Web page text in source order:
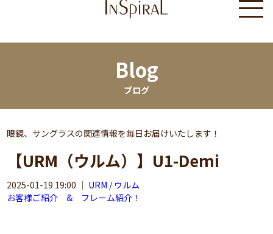
Blog
ブログ
眼鏡、サングラスの関連情報を毎日お届けいたします！
【URM（ウルム）】U1-Demi
2025-01-19 19:00 ｜ URM / ウルム
お客様ご紹介 & フレーム紹介！